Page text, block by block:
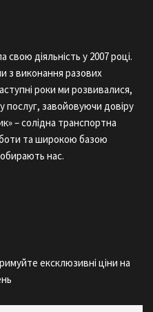
свою діяльність у 2007 році.
з виконання разових
роки ми розвивалися,
завойовуючи довіру
– солідна транспортна
та широкою базою
обирають нас.
ексклюзивні ціни на